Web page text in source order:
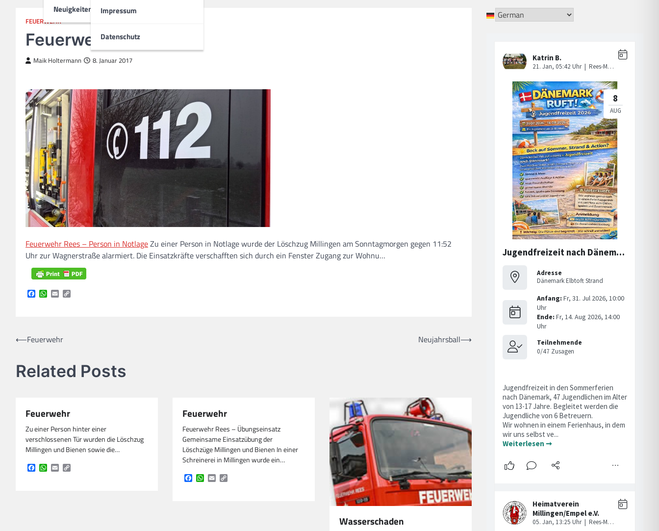
Neuigkeiten Impressum
Datenschutz
FEUERWEHR
Feuerwehr
Maik Holtermann 8. Januar 2017
Feuerwehr Rees – Person in NotlageZu einer Person in Notlage wurde der Löschzug Millingen am Sonntagmorgen gegen 11:52
Uhr zur Wagnerstraße alarmiert. Die Einsatzkräfte verschafften sich durch ein Fenster Zugang zur Wohnu…
Facebook
WhatsApp
Email
Beitragsnavigation
⟵Feuerwehr Neujahrsball⟶
Related Posts
Feuerwehr
Zu einer Person hinter einer
verschlossenen Tür wurden die Löschzug
Millingen und Bienen sowie die…
Facebook
WhatsApp
Email
Feuerwehr
Feuerwehr Rees – Übungseinsatz
Gemeinsame Einsatzübung der
Löschzüge Millingen und Bienen In einer
Schreinerei in Millingen wurde ein…
Facebook
WhatsApp
Email
Wasserschaden